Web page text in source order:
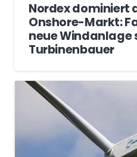
Nordex dominiert
Onshore-Markt:
neue
Turbinenbauer